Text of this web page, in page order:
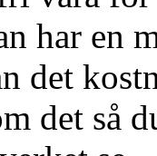
har en
det
det så